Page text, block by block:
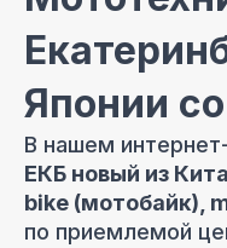
Японии
В нашем
ЕКБ новый из
bike (мотобайк),
по приемлемой